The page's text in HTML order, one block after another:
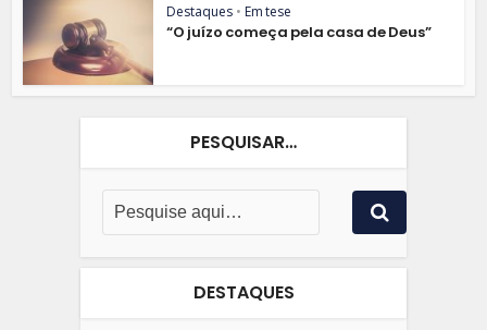
Destaques • Em tese
“O juízo começa pela casa de Deus”
PESQUISAR…
DESTAQUES